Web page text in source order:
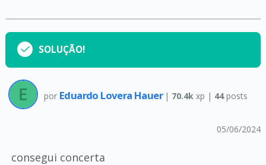
SOLUÇÃO!
por Eduardo Lovera Hauer | 70.4k xp | 44posts
05/06/2024
consegui concerta